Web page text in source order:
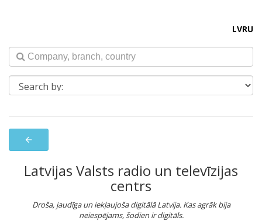
LVRU
arrow_back
Latvijas Valsts radio un televīzijas
centrs
Droša, jaudīga un iekļaujoša digitālā Latvija. Kas agrāk bija
neiespējams, šodien ir digitāls.